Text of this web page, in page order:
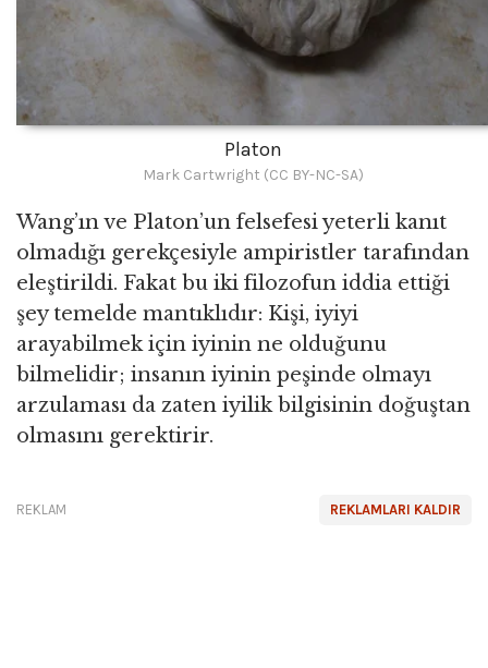
Platon
Mark Cartwright (CC BY-NC-SA)
Wang’ın ve Platon’un felsefesi yeterli kanıt
olmadığı gerekçesiyle ampiristler tarafından
eleştirildi. Fakat bu iki filozofun iddia ettiği
şey temelde mantıklıdır: Kişi, iyiyi
arayabilmek için iyinin ne olduğunu
bilmelidir; insanın iyinin peşinde olmayı
arzulaması da zaten iyilik bilgisinin doğuştan
olmasını gerektirir.
REKLAMLARI KALDIR
REKLAM